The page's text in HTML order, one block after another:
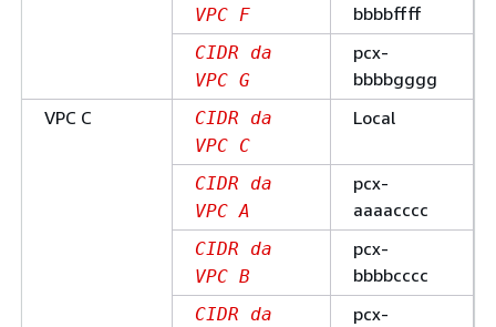
VPC F
bbbbffff
CIDR da
VPC G
pcx-
bbbbgggg
VPC C
CIDR da
VPC C
Local
CIDR da
VPC A
pcx-
aaaacccc
CIDR da
VPC B
pcx-
bbbbcccc
CIDR da
pcx-